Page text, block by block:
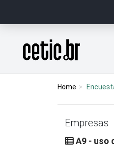
Página inicial
Home
Empresas
A9 - uso